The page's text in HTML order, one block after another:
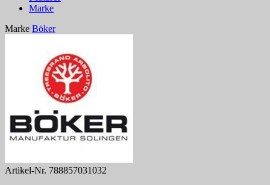
Marke
Marke Böker
Artikel-Nr. 788857031032